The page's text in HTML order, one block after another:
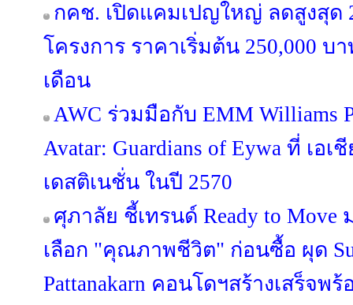
กคช. เปิดแคมเปญใหญ่ ลดสูงสุด
โครงการ ราคาเริ่มต้น 250,000 บ
เดือน
AWC ร่วมมือกับ EMM Williams
Avatar: Guardians of Eywa ที่ เอ
เดสติเนชั่น ในปี 2570
ศุภาลัย ชี้เทรนด์ Ready to
เลือก "คุณภาพชีวิต" ก่อนซื้อ ผุด
Pattanakarn คอนโดฯสร้างเสร็จพ